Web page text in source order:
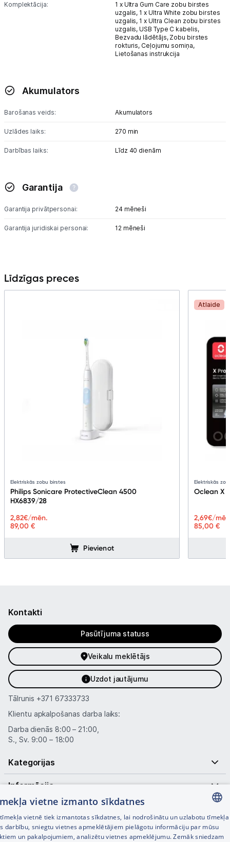
Komplektācija:
1 x Ultra Gum Care zobu birstes
uzgalis, 1 x Ultra White zobu birstes
uzgalis, 1 x Ultra Clean zobu birstes
uzgalis, USB Type C kabelis,
Bezvadu lādētājs, Zobu birstes
rokturis, Ceļojumu somiņa,
Lietošanas instrukcija
Akumulators
Barošanas veids: Akumulators
Uzlādes laiks: 270 min
Darbības laiks: Līdz 40 dienām
Garantija
Garantija privātpersonai: 24 mēneši
Garantija juridiskai personai: 12 mēneši
Līdzīgas preces
Elektriskās zobu birstes
Philips Sonicare ProtectiveClean 4500
HX6839/28
89,00 €
2,82€/mēn.
Pievienot
Atlaide
Elektriskās
Oclean X
85,00 €
2,69€/
Kontakti
Pasūtījuma statuss
Veikalu meklētājs
Uzdot jautājumu
Tālrunis +371 67333733
Klientu apkalpošanas darba laiks:
Darba dienās 8:00 – 21:00,
S., Sv. 9:00 – 18:00
Kategorijas
Informācija
Noderīgas saites
LATVIAN
vietne izmanto sīkdatnes
vietnē tiek izmantotas sīkdatnes, lai nodrošinātu un uzlabotu tīmekļa
darbību, sniegtu vietnes apmeklētājiem pielāgotu informāciju par mūsu
un pakalpojumiem, analizētu vietnes apmeklējumu. Zemāk sniedzam